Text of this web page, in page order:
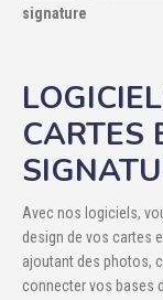
CARTE ET BADGE
BRACELET
RFID
LECTEUR
signature
CARTES
Avec nos logiciels,
design de vos cartes
ajoutant des photos,
connecter vos bases